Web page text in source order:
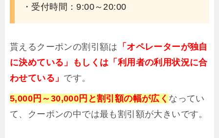
・受付時間：9:00～20:00
貰えるクーポンの割引額は 「オペレーターが独自
に決めている」もしくは「利用者の利用状況に合
わせている」 です。
5,000円～30,000円と割引額の幅が広く なってい
て、クーポンの中では最も割引額が大きいです。